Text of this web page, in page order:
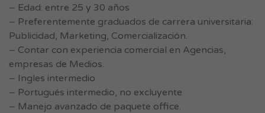
– Edad: entre 25 y 30 años
– Preferentemente graduados de carrera universitaria:
Publicidad, Marketing, Comercialización.
– Contar con experiencia comercial en Agencias,
empresas de Medios.
– Ingles intermedio
– Portugués intermedio, no excluyente
– Manejo avanzado de paquete office.